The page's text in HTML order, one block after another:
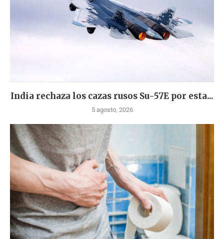
India rechaza los cazas rusos Su-57E por esta...
5 agosto, 2026